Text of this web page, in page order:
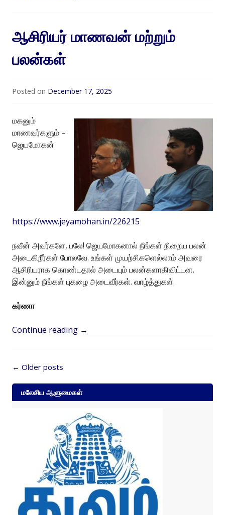
ஆசிரியர் மாணவன் மற்றும்
பலன்கள்
Posted on December 17, 2025
மகனும்
மாணவர்களும் –
ஜெயமோகன்
https://www.jeyamohan.in/226215
நவீன் அவர்களே, பலே! ஜெயமோகனால் நீங்கள் நிறைய பலன்
அடைகிறீர்கள் போலவே. உங்கள் முயற்சிகளெல்லாம் அவரை
ஆசிரியராக கொண்டதால் அடையும் பலன்களாகிவிட்டன.
இன்னும் நீங்கள் புகழை அடைவீர்கள். வாழ்த்துகள்.
கர்ணா
Continue reading →
Posts
← Older posts
மலேசிய ஆளுமைகள்